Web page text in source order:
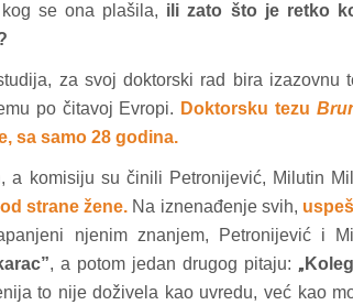
se ona plašila, ili zato što je retko
za svoj doktorski rad bira izazovnu
po čitavoj Evropi. Doktorsku tezu
sa samo 28 godina.
a komisiju su činili Petronijević, Milutin
strane žene. Na iznenađenje svih,
njenim znanjem, Petronijević i
, a potom jedan drugog pitaju: „
to nije doživela kao uvredu, već kao